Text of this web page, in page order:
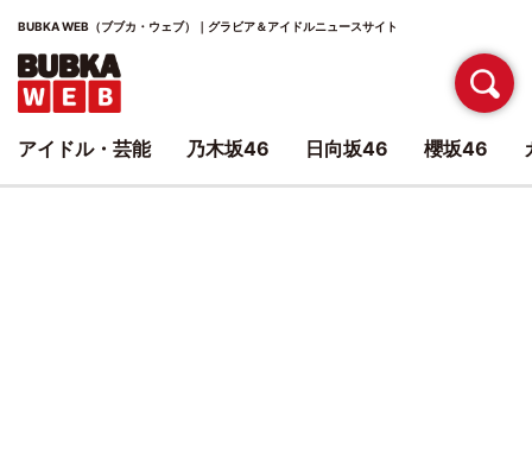
BUBKA WEB（ブブカ・ウェブ）｜グラビア＆アイドルニュースサイト
アイドル・芸能 乃木坂46 日向坂46 櫻坂46